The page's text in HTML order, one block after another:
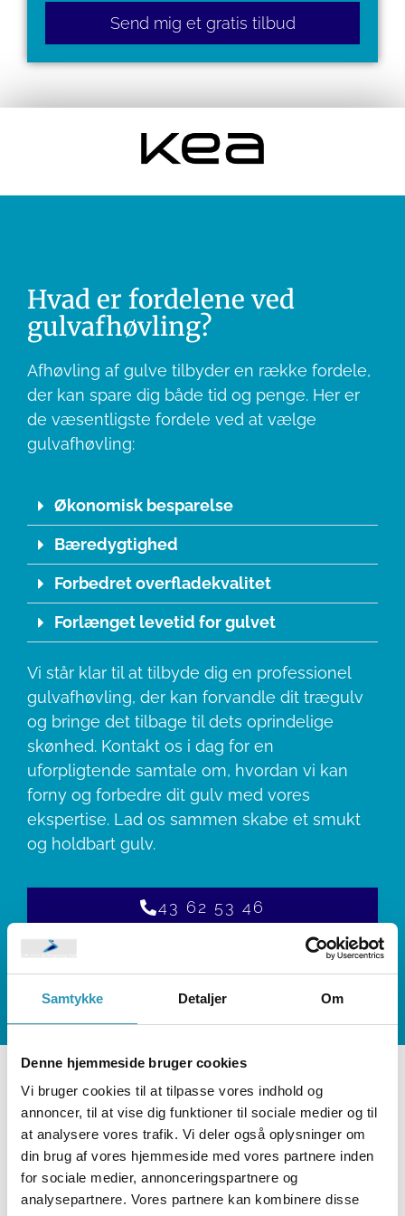
Samtykke Detaljer Om
Denne hjemmeside bruger cookies
Vi bruger cookies til at tilpasse vores indhold og
annoncer, til at vise dig funktioner til sociale medier og til
at analysere vores trafik. Vi deler også oplysninger om
din brug af vores hjemmeside med vores partnere inden
for sociale medier, annonceringspartnere og
analysepartnere. Vores partnere kan kombinere disse
this
field
Hvad er fordelene ved
gulvafhøvling?
Afhøvling af gulve tilbyder en række fordele,
der kan spare dig både tid og penge. Her er
de væsentligste fordele ved at vælge
gulvafhøvling:
Økonomisk besparelse
Bæredygtighed
Forbedret overfladekvalitet
Forlænget levetid for gulvet
Vi står klar til at tilbyde dig en professionel
gulvafhøvling, der kan forvandle dit trægulv
og bringe det tilbage til dets oprindelige
skønhed. Kontakt os i dag for en
uforpligtende samtale om, hvordan vi kan
forny og forbedre dit gulv med vores
ekspertise. Lad os sammen skabe et smukt
og holdbart gulv.
43 62 53 46